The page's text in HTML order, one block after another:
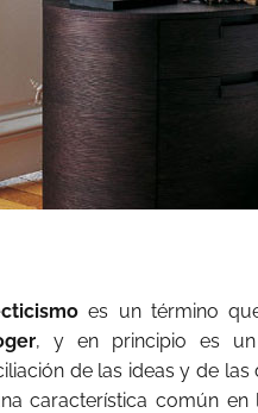
es un término
, y en principio es
de las ideas y de
característica común